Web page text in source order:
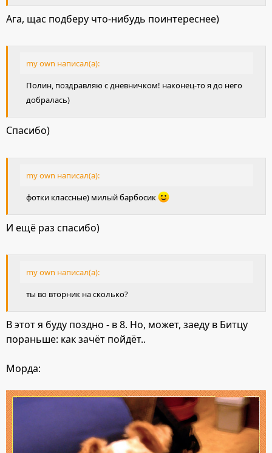
Ага, щас подберу что-нибудь поинтереснее)
my own написал(а):
Полин, поздравляю с дневничком! наконец-то я до него
добралась)
Спасибо)
my own написал(а):
фотки классные) милый барбосик
И ещё раз спасибо)
my own написал(а):
ты во вторник на сколько?
В этот я буду поздно - в 8. Но, может, заеду в Битцу
пораньше: как зачёт пойдёт..
Морда: